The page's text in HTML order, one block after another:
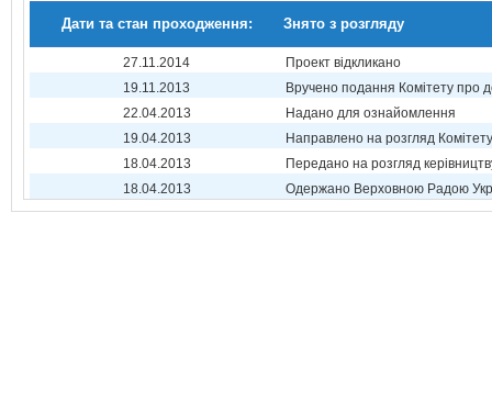
Дати та стан проходження: Знято з розгляду
27.11.2014
Проект відкликано
19.11.2013
Вручено подання Комітету про
22.04.2013
Надано для ознайомлення
19.04.2013
Направлено на розгляд Комітету
18.04.2013
Передано на розгляд
18.04.2013
Одержано Верховною Радою